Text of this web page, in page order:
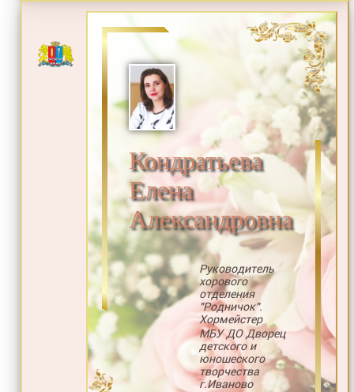
Кондратьева
Елена
Александровна
Руководитель
хорового
отделения
"Родничок".
Хормейстер
МБУ ДО Дворец
детского и
юношеского
творчества
г.Иваново